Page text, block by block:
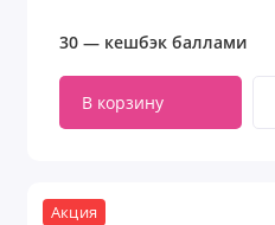
30 — кешбэк баллами
В корзину
Акция